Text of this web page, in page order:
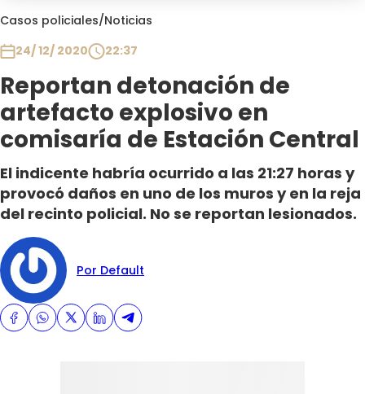
Casos policiales/Noticias
24/ 12/ 2020
22:37
Reportan detonación de
artefacto explosivo en
comisaría de Estación Central
El indicente habría ocurrido a las 21:27 horas y
provocó daños en uno de los muros y en la reja
del recinto policial. No se reportan lesionados.
Por Default
Club De La Comedia
Plan Perfecto
El Tiempo
Sabingo
Todos Los Programas